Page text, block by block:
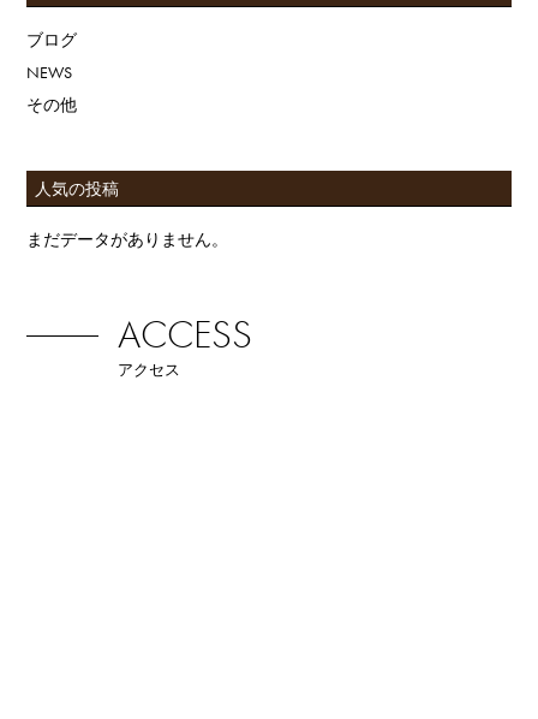
ブログ
NEWS
その他
人気の投稿
まだデータがありません。
ACCESS
アクセス